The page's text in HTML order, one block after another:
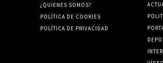
¿QUIENES SOMOS?
POLÍTICA DE COOKIES
POLÍTICA DE PRIVACIDAD